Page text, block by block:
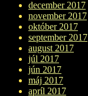
december 2017
november 2017
október 2017
september 2017
august 2017
júl 2017
jún 2017
máj 2017
apríl 2017